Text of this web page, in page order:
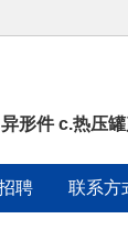
形件 c.热压罐
聘 联系方